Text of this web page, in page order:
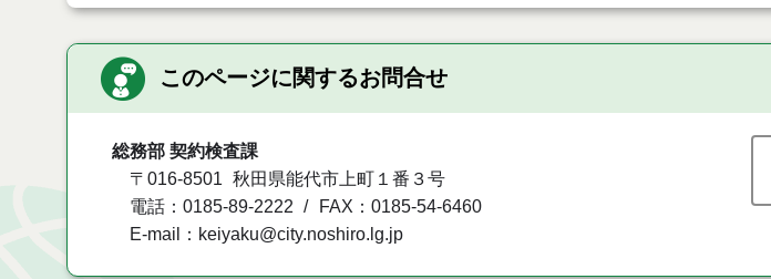
このページに関するお問合せ
総務部 契約検査課
〒016-8501 秋田県能代市上町１番３号
電話：0185-89-2222
FAX：0185-54-6460
E-mail：keiyaku@city.noshiro.lg.jp